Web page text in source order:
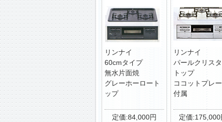
リンナイ
60cmタイプ
無水片面焼
グレーホーロート
ップ
定価:84,000円
リンナイ
パールクリス
トップ
ココットプレ
付属
定価:175,000